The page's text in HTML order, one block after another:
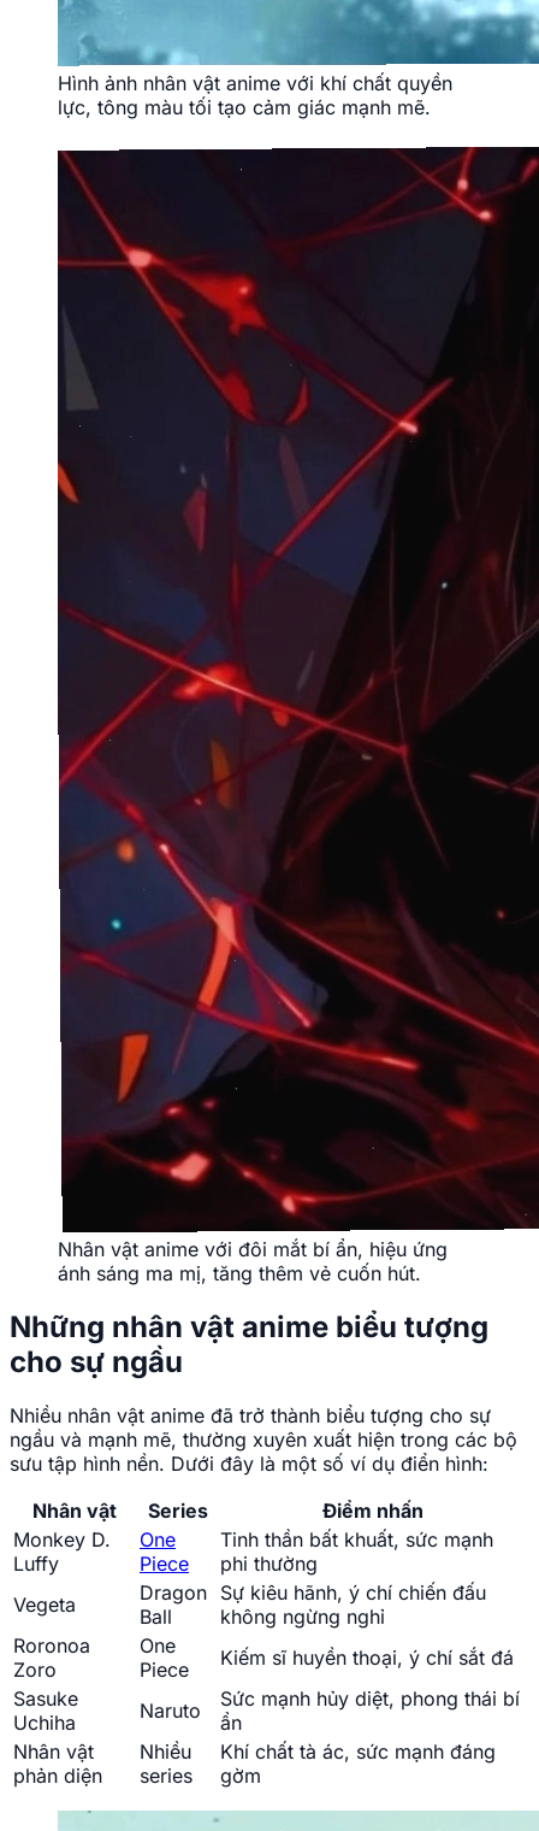
Hình ảnh nhân vật anime với khí chất quyền
lực, tông màu tối tạo cảm giác mạnh mẽ.
Nhân vật anime với đôi mắt bí ẩn, hiệu ứng
ánh sáng ma mị, tăng thêm vẻ cuốn hút.
Những nhân vật anime biểu tượng
cho sự ngầu
Nhiều nhân vật anime đã trở thành biểu tượng cho sự
ngầu và mạnh mẽ, thường xuyên xuất hiện trong các bộ
sưu tập hình nền. Dưới đây là một số ví dụ điển hình:
Nhân vật
Series
Điểm nhấn
Monkey D.
Luffy
One
Piece
Tinh thần bất khuất, sức mạnh
phi thường
Vegeta
Dragon
Ball
Sự kiêu hãnh, ý chí chiến đấu
không ngừng nghỉ
Roronoa
Zoro
One
Piece
Kiếm sĩ huyền thoại, ý chí sắt đá
Sasuke
Uchiha
Naruto
Sức mạnh hủy diệt, phong thái bí
ẩn
Nhân vật
phản diện
Nhiều
series
Khí chất tà ác, sức mạnh đáng
gờm